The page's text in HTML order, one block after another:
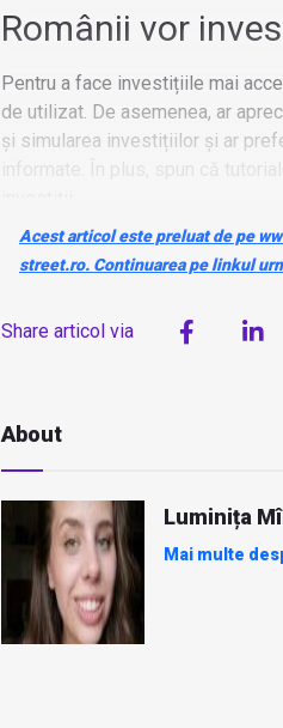
Românii vor
Pentru a face investițiile mai
de utilizat. De asemenea, ar
și simularea investițiilor și ar
Acest articol este preluat de pe
street.ro. Continuarea pe linkul
Share articol via
About
Luminița
Mai multe